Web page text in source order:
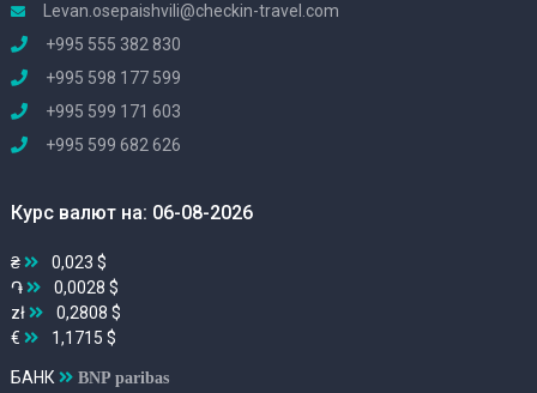
Levan.osepaishvili@checkin-travel.com
+995 555 382 830
+995 598 177 599
+995 599 171 603
+995 599 682 626
Курс валют на: 06-08-2026
₴
0,023 $
֏
0,0028 $
zł
0,2808 $
€
1,1715 $
БАНК BNP paribas